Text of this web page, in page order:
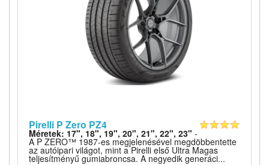
Pirelli P Zero PZ4
Méretek: 17", 18", 19", 20", 21", 22", 23" -
A P ZERO™ 1987-es megjelenésével megdöbbentette
az autóipari világot, mint a Pirelli első Ultra Magas
teljesítményű gumiabroncsa. A negyedik generáci...